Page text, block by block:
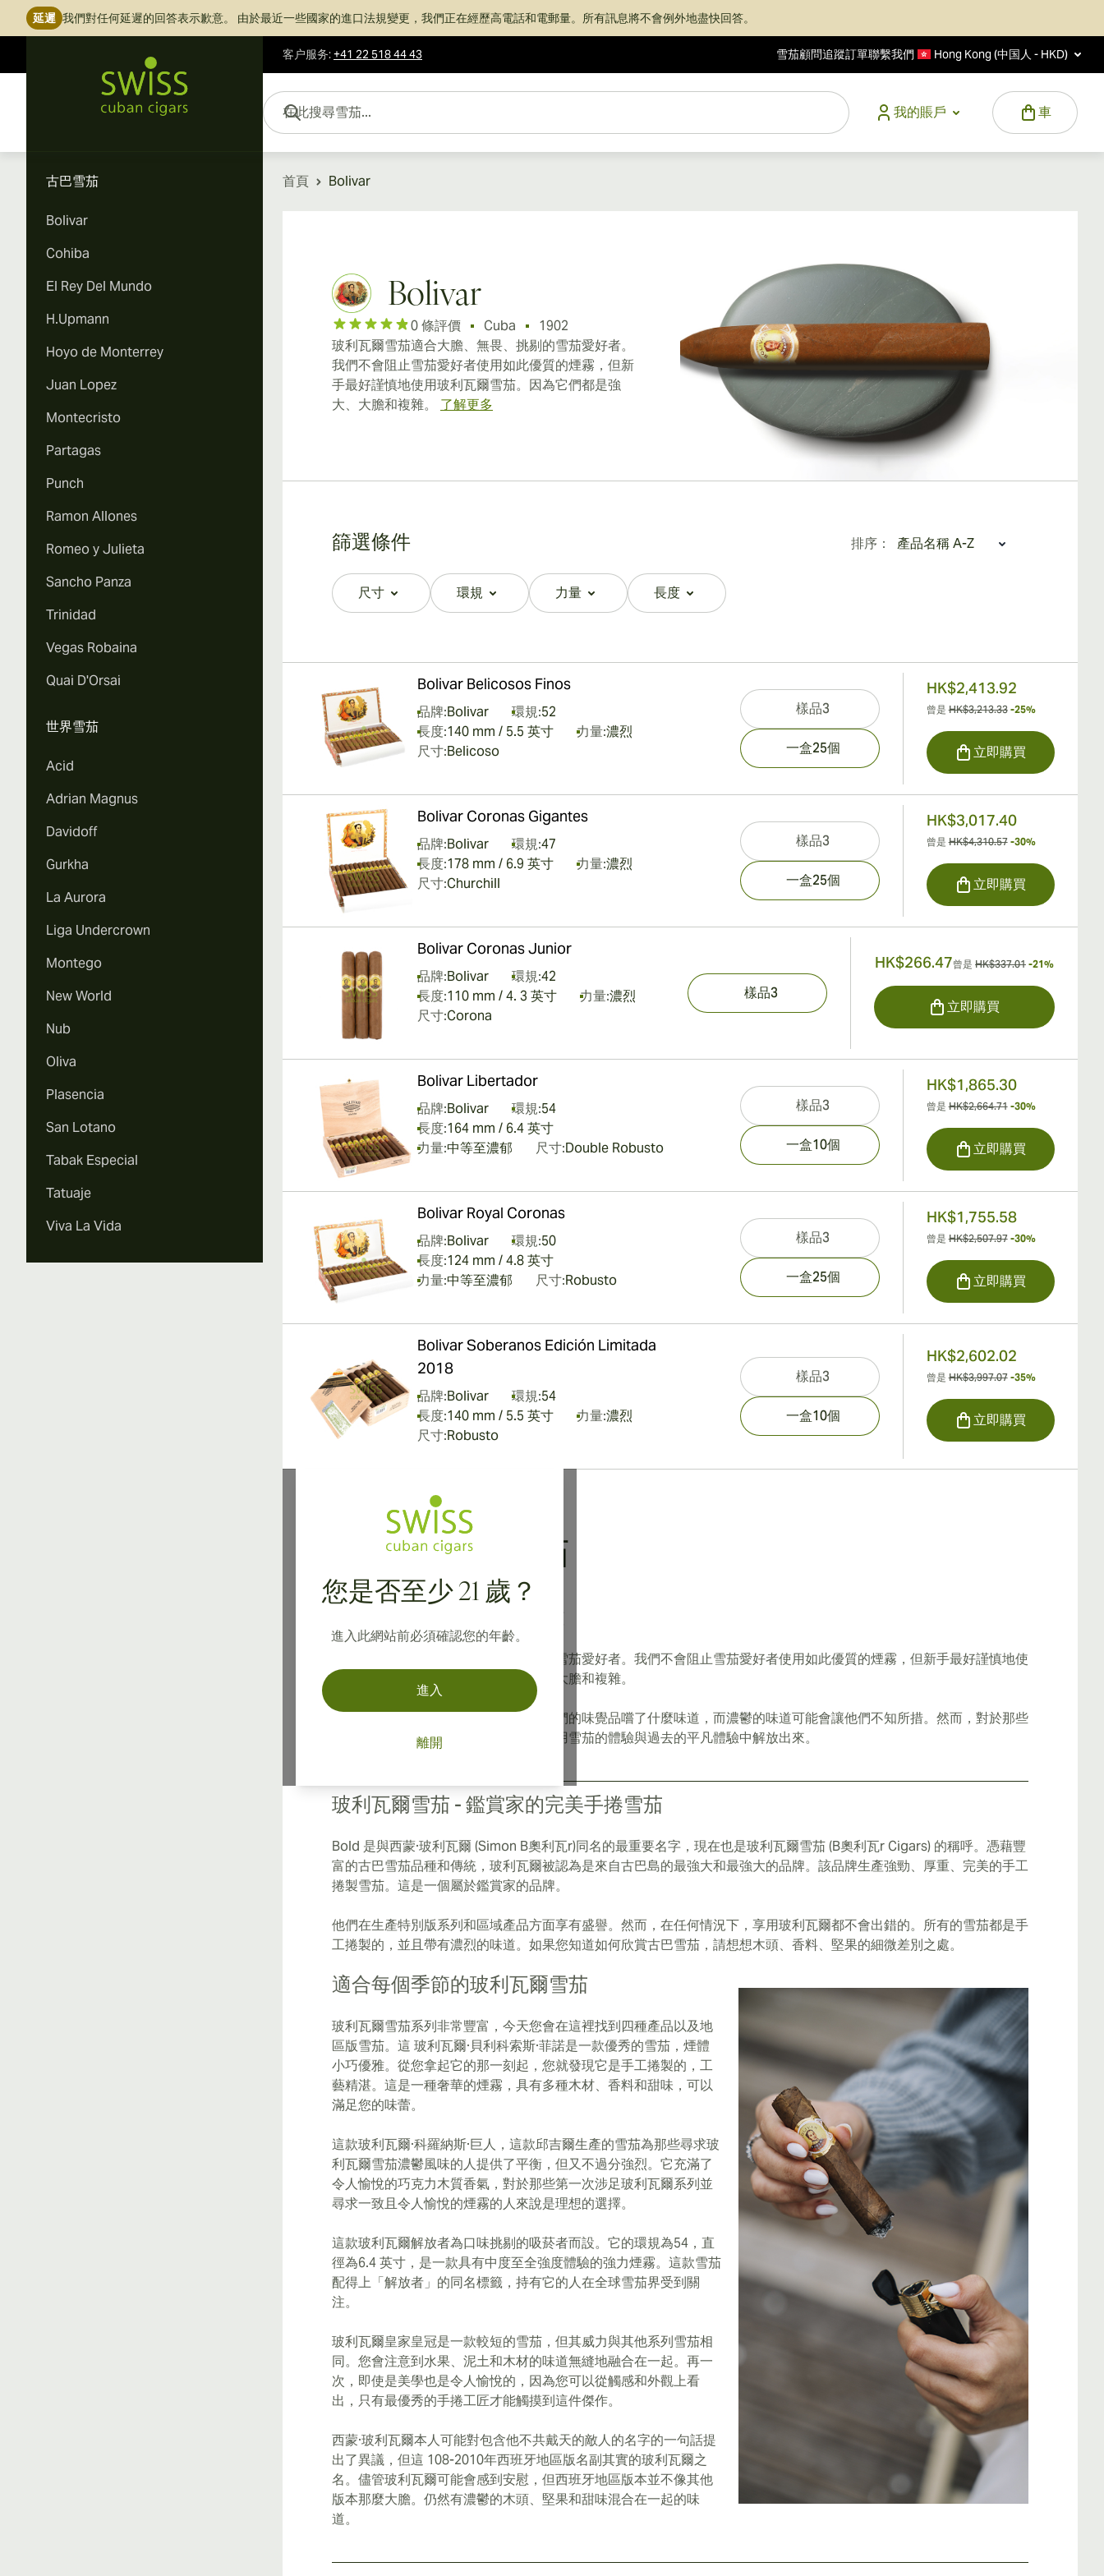
延遲 我們對任何延遲的回答表示歉意。 由於最近一些國家的進口法規變更，我們正在經歷高電話和電郵量。所有訊息將不會例外地盡快回答。
客户服务:+41 22 518 44 43 雪茄顧問追蹤訂單聯繫我們 Hong Kong (中国人 - HKD)
我的賬戶
車
在此搜尋雪茄...
古巴雪茄
Bolivar
Cohiba
El Rey Del Mundo
H.Upmann
Hoyo de Monterrey
Juan Lopez
Montecristo
Partagas
Punch
Ramon Allones
Romeo y Julieta
Sancho Panza
Trinidad
Vegas Robaina
Quai D'Orsai
世界雪茄
Acid
Adrian Magnus
Davidoff
Gurkha
La Aurora
Liga Undercrown
Montego
New World
Nub
Oliva
Plasencia
San Lotano
Tabak Especial
Tatuaje
Viva La Vida
首頁 Bolivar
Bolivar
0 條評價 Cuba
1902
玻利瓦爾雪茄適合大膽、無畏、挑剔的雪茄愛好者。
我們不會阻止雪茄愛好者使用如此優質的煙霧，但新
手最好謹慎地使用玻利瓦爾雪茄。因為它們都是強
大、大膽和複雜。 了解更多
篩選條件 排序：
尺寸
filter
環規
filter
力量
filter
長度
filter
Bolivar Belicosos Finos
品牌:Bolivar 環規:52
長度:140 mm / 5.5 英寸 力量:濃烈
尺寸:Belicoso
HK$2,413.92
曾是 HK$3,213.33 -25%
立即購買
樣品3
一盒25個
Bolivar Coronas Gigantes
品牌:Bolivar 環規:47
長度:178 mm / 6.9 英寸 力量:濃烈
尺寸:Churchill
HK$3,017.40
曾是 HK$4,310.57 -30%
立即購買
樣品3
一盒25個
Bolivar Coronas Junior
品牌:Bolivar 環規:42
長度:110 mm / 4. 3 英寸 力量:濃烈
尺寸:Corona
HK$266.47曾是 HK$337.01 -21%
立即購買
樣品3
Bolivar Libertador
品牌:Bolivar 環規:54
長度:164 mm / 6.4 英寸
力量:中等至濃郁 尺寸:Double Robusto
HK$1,865.30
曾是 HK$2,664.71 -30%
立即購買
樣品3
一盒10個
Bolivar Royal Coronas
品牌:Bolivar 環規:50
長度:124 mm / 4.8 英寸
力量:中等至濃郁 尺寸:Robusto
HK$1,755.58
曾是 HK$2,507.97 -30%
立即購買
樣品3
一盒25個
Bolivar Soberanos Edición Limitada
2018
品牌:Bolivar 環規:54
長度:140 mm / 5.5 英寸 力量:濃烈
尺寸:Robusto
HK$2,602.02
曾是 HK$3,997.07 -35%
立即購買
樣品3
一盒10個
您是否至少 21 歲？
進入此網站前必須確認您的年齡。
進入
離開
關於Bolivar 雪茄
玻利瓦爾雪茄適合大膽、無畏、挑剔的雪茄愛好者。我們不會阻止雪茄愛好者使用如此優質的煙霧，但新手最好謹慎地使
用玻利瓦爾雪茄。因為它們都是強大、大膽和複雜。
第一次享用雪茄的人可能不會意識到他們的味覺品嚐了什麼味道，而濃鬱的味道可能會讓他們不知所措。然而，對於那些
具洞察力的人來說，玻利瓦爾將使您享用雪茄的體驗與過去的平凡體驗中解放出來。
玻利瓦爾雪茄 - 鑑賞家的完美手捲雪茄
Bold 是與西蒙·玻利瓦爾 (Simon B奧利瓦r)同名的最重要名字，現在也是玻利瓦爾雪茄 (B奧利瓦r Cigars) 的稱呼。憑藉豐
富的古巴雪茄品種和傳統，玻利瓦爾被認為是來自古巴島的最強大和最強大的品牌。該品牌生產強勁、厚重、完美的手工
捲製雪茄。這是一個屬於鑑賞家的品牌。
他們在生產特別版系列和區域產品方面享有盛譽。然而，在任何情況下，享用玻利瓦爾都不會出錯的。所有的雪茄都是手
工捲製的，並且帶有濃烈的味道。如果您知道如何欣賞古巴雪茄，請想想木頭、香料、堅果的細微差別之處。
適合每個季節的玻利瓦爾雪茄
玻利瓦爾雪茄系列非常豐富，今天您會在這裡找到四種產品以及地
區版雪茄。這 玻利瓦爾·貝利科索斯·菲諾是一款優秀的雪茄，煙體
小巧優雅。從您拿起它的那一刻起，您就發現它是手工捲製的，工
藝精湛。這是一種奢華的煙霧，具有多種木材、香料和甜味，可以
滿足您的味蕾。
這款玻利瓦爾·科羅納斯·巨人，這款邱吉爾生產的雪茄為那些尋求玻
利瓦爾雪茄濃鬱風味的人提供了平衡，但又不過分強烈。它充滿了
令人愉悅的巧克力木質香氣，對於那些第一次涉足玻利瓦爾系列並
尋求一致且令人愉悅的煙霧的人來說是理想的選擇。
這款玻利瓦爾解放者為口味挑剔的吸菸者而設。它的環規為54，直
徑為6.4 英寸，是一款具有中度至全強度體驗的強力煙霧。這款雪茄
配得上「解放者」的同名標籤，持有它的人在全球雪茄界受到關
注。
玻利瓦爾皇家皇冠是一款較短的雪茄，但其威力與其他系列雪茄相
同。您會注意到水果、泥土和木材的味道無縫地融合在一起。再一
次，即使是美學也是令人愉悅的，因為您可以從觸感和外觀上看
出，只有最優秀的手捲工匠才能觸摸到這件傑作。
西蒙·玻利瓦爾本人可能對包含他不共戴天的敵人的名字的一句話提
出了異議，但這 108-2010年西班牙地區版名副其實的玻利瓦爾之
名。儘管玻利瓦爾可能會感到安慰，但西班牙地區版本並不像其他
版本那麼大膽。仍然有濃鬱的木頭、堅果和甜味混合在一起的味
道。